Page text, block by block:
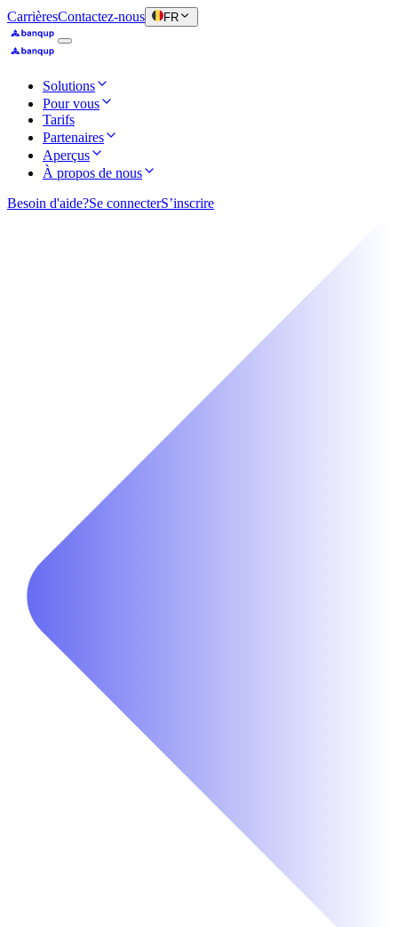
CarrièresContactez-nous FR
Solutions
Pour vous
Tarifs
Partenaires
Aperçus
À propos de nous
Besoin d'aide?Se connecterS’inscrire